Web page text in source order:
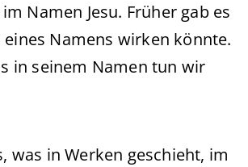
Namen Jesu. Früher gab es
Namens wirken könnte.
in seinem Namen tun wir
was in Werken geschieht, im